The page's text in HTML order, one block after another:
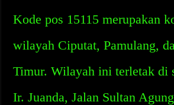
Kode pos 15115 merupakan
wilayah Ciputat, Pamulang,
Timur. Wilayah ini terletak di
Ir. Juanda, Jalan Sultan